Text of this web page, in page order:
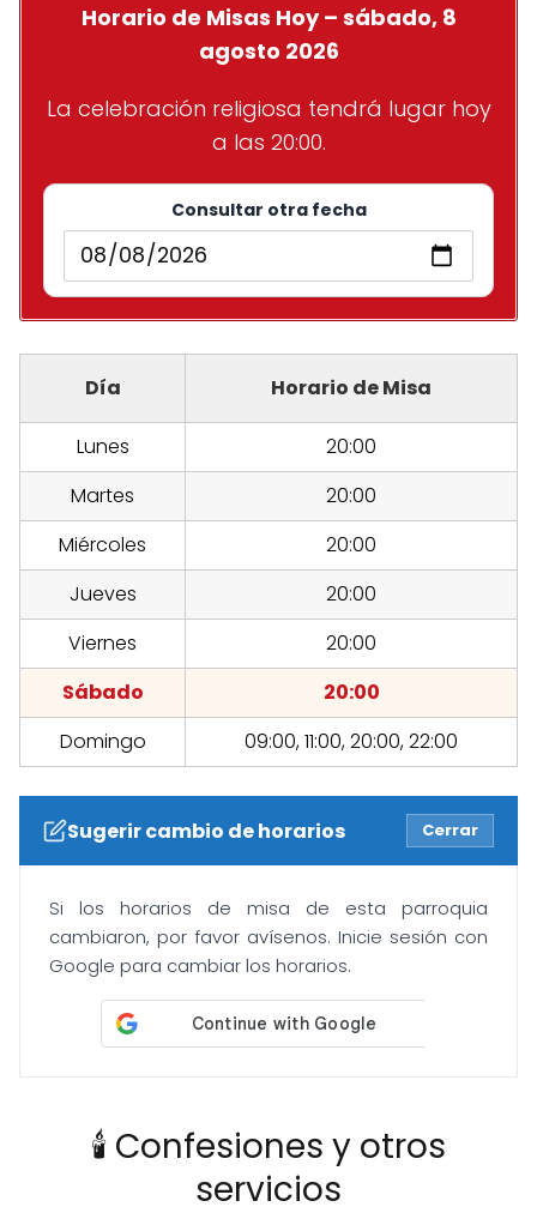
Horario de Misas Hoy – sábado, 8
agosto 2026
La celebración religiosa tendrá lugar hoy
a las 20:00.
Consultar otra fecha
Día Horario de Misa
Lunes
20:00
Martes
20:00
Miércoles
20:00
Jueves
20:00
Viernes
20:00
Sábado
20:00
Domingo
09:00, 11:00, 20:00, 22:00
Sugerir cambio de horarios Cerrar
Si los horarios de misa de esta parroquia
cambiaron, por favor avísenos. Inicie sesión con
Google para cambiar los horarios.
🕯️ Confesiones y otros
servicios